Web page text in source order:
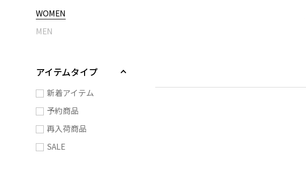
WOMEN
MEN
アイテムタイプ
新着アイテム
予約商品
再入荷商品
SALE